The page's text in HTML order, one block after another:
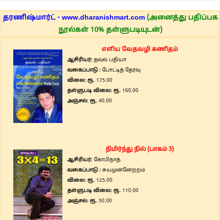
தரணிஷ்மார்ட் - www.dharanishmart.com (அனைத்து பதிப்பக
நூல்கள் 10% தள்ளுபடியுடன்)
எளிய வேதவழி கணிதம்
ஆசிரியர்: தவல் பதியா
வகைப்பாடு : போட்டித் தேர்வு
விலை: ரூ. 175.00
தள்ளுபடி விலை: ரூ. 160.00
அஞ்சல்: ரூ. 40.00
நிமிர்ந்து நில் (பாகம் 3)
ஆசிரியர்: கோபிநாத்
வகைப்பாடு : சுயமுன்னேற்றம்
விலை: ரூ. 125.00
தள்ளுபடி விலை: ரூ. 110.00
அஞ்சல்: ரூ. 50.00